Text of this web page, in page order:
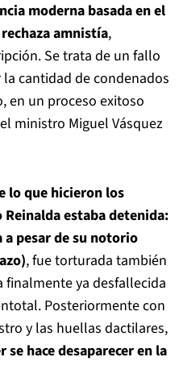
moderna basada en el
amnistía,
Se trata de un fallo
cantidad de condenados
en un proceso exitoso
ministro Miguel Vásquez
lo que hicieron los
estaba detenida:
pesar de su notorio
, fue torturada también
finalmente ya desfallecida
Posteriormente con
y las huellas dactilares,
se hace desaparecer en la